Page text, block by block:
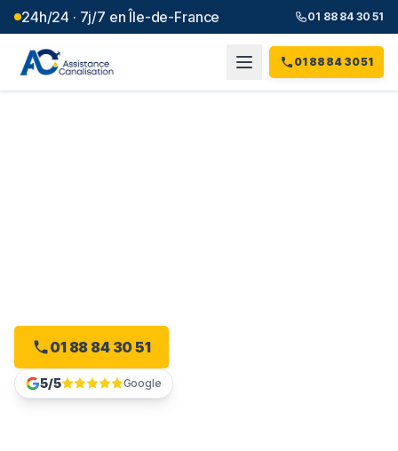
24h/24 · 7j/7 en Île-de-France 01 88 84 30 51
01 88 84 30 51
01 88 84 30 51
5/5 Google